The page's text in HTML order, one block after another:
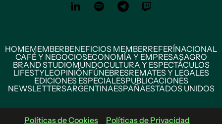
HOMEMEMBERBENEFICIOS MEMBERREFERÍNACIONAL
CAFÉ Y NEGOCIOSECONOMÍA Y EMPRESASAGRO
BRAND STUDIOMUNDOCULTURA Y ESPECTÁCULOS
LIFESTYLEOPINIÓNFÚNEBRESREMATES Y LEGALES
EDICIONES ESPECIALESPUBLICACIONES
NEWSLETTERSARGENTINAESPAÑAESTADOS UNIDOS
Políticas de Cookies Políticas de Privacidad